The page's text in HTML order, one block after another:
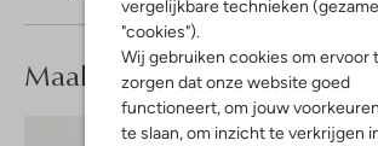
vergelijkbare technieken
"cookies").
Wij gebruiken cookies om ervoor
zorgen dat onze website goed
functioneert, om jouw
te slaan, om inzicht te verkrijgen
Maak jelook compleet